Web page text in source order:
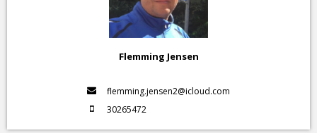
Flemming Jensen
flemming.jensen2@icloud.com
30265472